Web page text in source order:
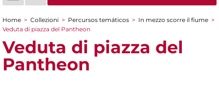
You are here
Home > Collezioni > Percursos temáticos > In mezzo scorre il fiume >
Veduta di piazza del Pantheon
Veduta di piazza del
Pantheon